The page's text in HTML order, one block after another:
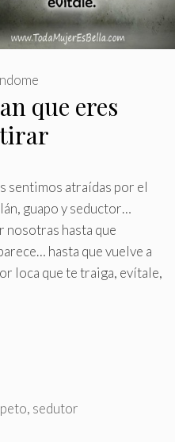
que eres
sentimos atraídas por el
guapo y seductor…
nosotras hasta que
hasta que vuelve a
loca que te traiga, evítale,
, sedutor